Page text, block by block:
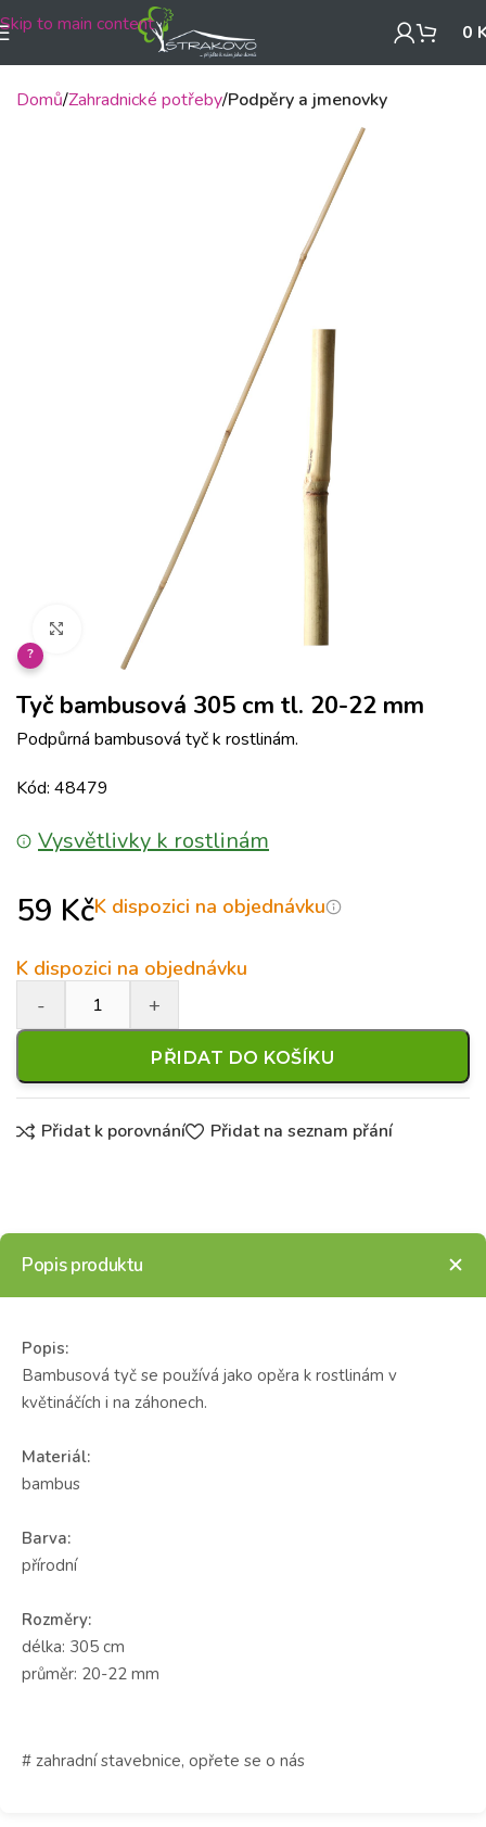
Skip to main content 0
Domů Zahradnické potřeby Podpěry a jmenovky
Klikněte pro zvětšení
?
Tyč bambusová 305 cm tl. 20-22 mm
Podpůrná bambusová tyč k rostlinám.
Kód: 48479
Vysvětlivky k rostlinám
59 KčK dispozici na objednávku
K dispozici na objednávku
PŘIDAT DO KOŠÍKU
Přidat k porovnání Přidat na seznam přání
Popis produktu
Popis:
Bambusová tyč se používá jako opěra k rostlinám v
květináčích i na záhonech.
Materiál:
bambus
Barva:
přírodní
Rozměry:
délka: 305 cm
průměr: 20-22 mm
# zahradní stavebnice, opřete se o nás